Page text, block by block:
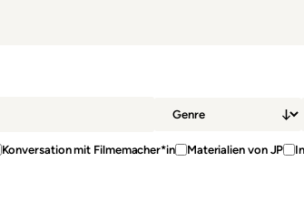
Konversation mit Filmemacher*in Materialien von JP